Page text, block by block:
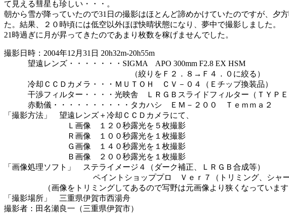
て見える彗星も珍しい・・・。
朝から雪が降っていたので31日の撮影はほとんど諦めかけていたのですが、夕
た。結果、２０時頃には低空以外ほぼ快晴状態になり、夢中で撮影しました。
21時過ぎに月が昇ってきたのであまり枚数を稼げませんでした。
撮影日時：2004年12月31日 20h32m-20h55m
望遠レンズ・・・・・・・SIGMA APO 300mm F2.8 EX HSM
（絞りをＦ２．８→Ｆ４．０に絞る）
冷却ＣＣＤカメラ・・・ＭＵＴＯＨ ＣＶ－０４（Ｅチップ換装品）
干渉フィルター・・・・光映舎 ＬＲＧＢスライドフィルター（ＴＹＰＥ
赤動儀・・・・・・・・・・タカハシ ＥＭ－２００ Ｔｅｍｍａ２
「撮影方法」 望遠レンズ＋冷却ＣＣＤカメラにて、
Ｌ画像 １２０秒露光を５枚撮影
Ｒ画像 １００秒露光を１枚撮影
Ｇ画像 １４０秒露光を１枚撮影
Ｂ画像 ２００秒露光を１枚撮影
「画像処理ソフト」 ステライメージ４（ダーク補正、ＬＲＧＢ合成等）
ペイントショッププロ Ｖｅｒ７（トリミング、シャープ
（画像をトリミングしてあるので写野は元画像より狭くなっています
「撮影場所」 三重県伊賀市西湯舟
撮影者：田名瀬良一（三重県伊賀市）